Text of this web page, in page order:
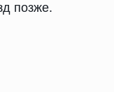
позже.